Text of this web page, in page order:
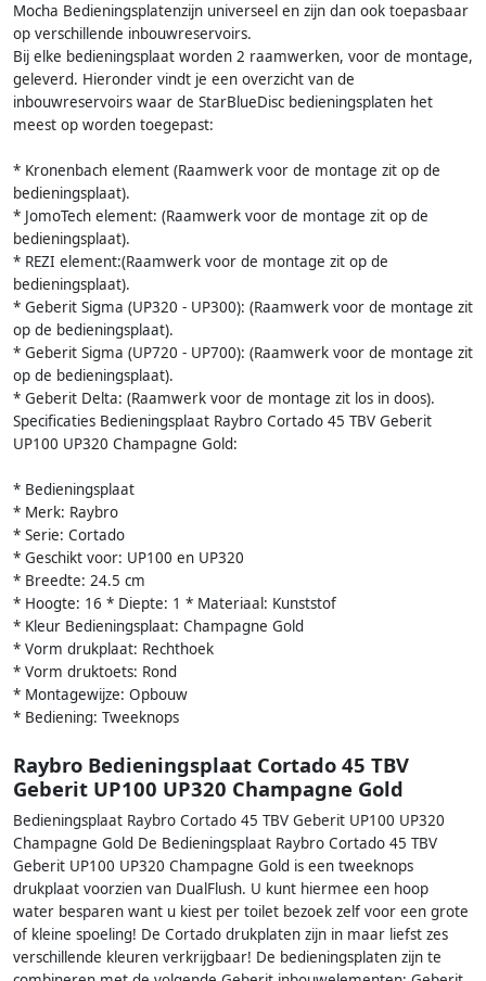
Mocha Bedieningsplatenzijn universeel en zijn dan ook toepasbaar
op verschillende inbouwreservoirs.
Bij elke bedieningsplaat worden 2 raamwerken, voor de montage,
geleverd. Hieronder vindt je een overzicht van de
inbouwreservoirs waar de StarBlueDisc bedieningsplaten het
meest op worden toegepast:
* Kronenbach element (Raamwerk voor de montage zit op de
bedieningsplaat).
* JomoTech element: (Raamwerk voor de montage zit op de
bedieningsplaat).
* REZI element:(Raamwerk voor de montage zit op de
bedieningsplaat).
* Geberit Sigma (UP320 - UP300): (Raamwerk voor de montage zit
op de bedieningsplaat).
* Geberit Sigma (UP720 - UP700): (Raamwerk voor de montage zit
op de bedieningsplaat).
* Geberit Delta: (Raamwerk voor de montage zit los in doos).
Specificaties Bedieningsplaat Raybro Cortado 45 TBV Geberit
UP100 UP320 Champagne Gold:
* Bedieningsplaat
* Merk: Raybro
* Serie: Cortado
* Geschikt voor: UP100 en UP320
* Breedte: 24.5 cm
* Hoogte: 16 * Diepte: 1 * Materiaal: Kunststof
* Kleur Bedieningsplaat: Champagne Gold
* Vorm drukplaat: Rechthoek
* Vorm druktoets: Rond
* Montagewijze: Opbouw
* Bediening: Tweeknops
Raybro Bedieningsplaat Cortado 45 TBV
Geberit UP100 UP320 Champagne Gold
Bedieningsplaat Raybro Cortado 45 TBV Geberit UP100 UP320
Champagne Gold De Bedieningsplaat Raybro Cortado 45 TBV
Geberit UP100 UP320 Champagne Gold is een tweeknops
drukplaat voorzien van DualFlush. U kunt hiermee een hoop
water besparen want u kiest per toilet bezoek zelf voor een grote
of kleine spoeling! De Cortado drukplaten zijn in maar liefst zes
verschillende kleuren verkrijgbaar! De bedieningsplaten zijn te